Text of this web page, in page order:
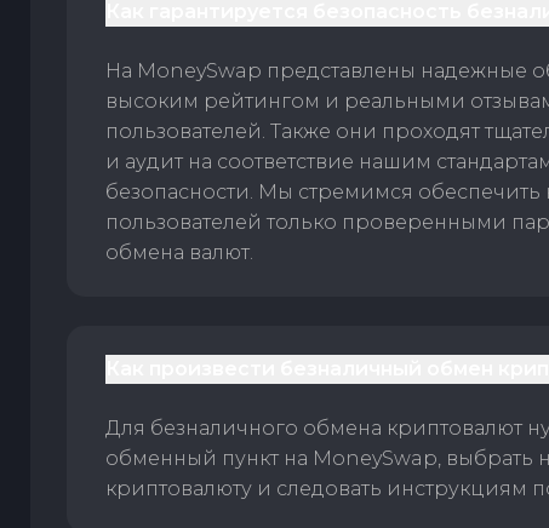
На MoneySwap представлены надежные
высоким рейтингом и реальными
пользователей. Также они проходят
и аудит на соответствие нашим
безопасности. Мы стремимся обеспечить
пользователей только проверенными
обмена валют.
Для безналичного обмена криптовалют
обменный пункт на MoneySwap, выбрать
криптовалюту и следовать инструкциям